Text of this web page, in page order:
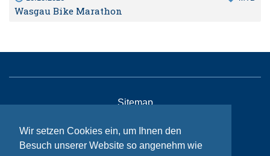
Wir setzen Cookies ein, um Ihnen den
Besuch unserer Website so angenehm wie
Wasgau Bike Marathon
Sitemap
Impressum